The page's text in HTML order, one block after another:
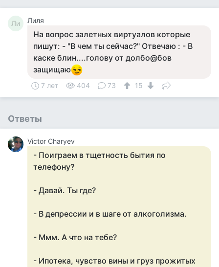
Ли Лиля
На вопрос залетных виртуалов которые
пишут: - "В чем ты сейчас?" Отвечаю : - В
каске блин....голову от долбо@бов
защищаю
7 лет 404 73 15
Ответы
Victor Charyev
- Поиграем в тщетность бытия по
телефону?
- Давай. Ты где?
- В депрессии и в шаге от алкоголизма.
- Ммм. А что на тебе?
- Ипотека, чувство вины и груз прожитых